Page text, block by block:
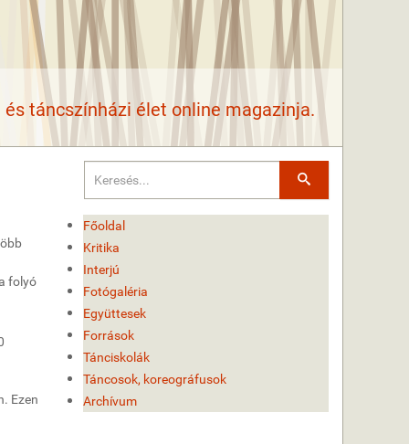
táncszínházi élet online magazinja.
folyó
Ezen
Keresés
Főoldal
Kritika
Interjú
Fotógaléria
Együttesek
Források
Tánciskolák
Táncosok, koreográfusok
Archívum